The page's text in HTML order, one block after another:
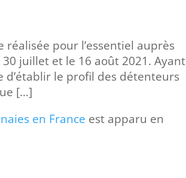
pour l’essentiel auprès
juillet et le 16 août 2021. Ayant
le profil des détenteurs
[…]
en France est apparu en